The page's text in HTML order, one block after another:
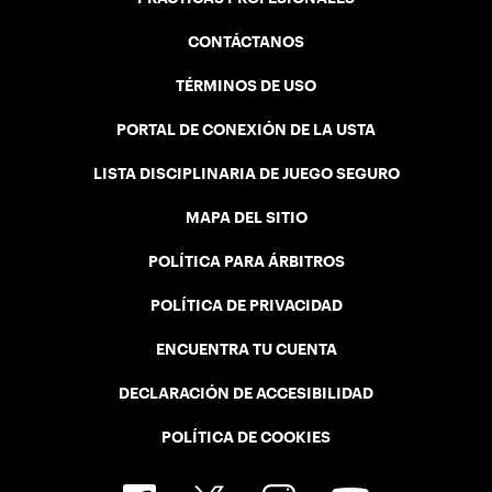
CONTÁCTANOS
TÉRMINOS DE USO
PORTAL DE CONEXIÓN DE LA USTA
LISTA DISCIPLINARIA DE JUEGO SEGURO
MAPA DEL SITIO
POLÍTICA PARA ÁRBITROS
POLÍTICA DE PRIVACIDAD
ENCUENTRA TU CUENTA
DECLARACIÓN DE ACCESIBILIDAD
POLÍTICA DE COOKIES